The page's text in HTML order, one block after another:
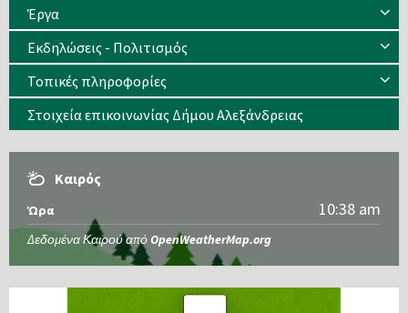
Έργα
Εκδηλώσεις - Πολιτισμός
Τοπικές πληροφορίες
Στοιχεία επικοινωνίας Δήμου Αλεξάνδρειας
Καιρός
Ώρα 10:38 am
Δεδομένα Καιρού από OpenWeatherMap.org